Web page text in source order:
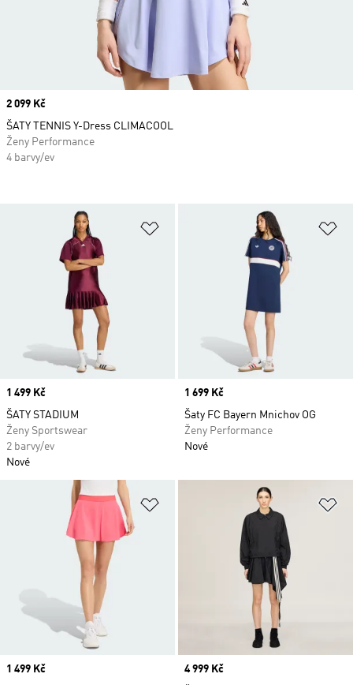
Přidat do seznamu přání
Price
1 499 Kč
ŠATY STADIUM
Ženy Sportswear
2 barvy/ev
Nové
Price
1 699 Kč
Šaty FC Bayern Mnichov OG
Ženy Performance
Nové
Přidat do seznamu přání
Price
1 499 Kč
Price
4 999 Kč
Price
2 099 Kč
ŠATY TENNIS Y-Dress CLIMACOOL
Ženy Performance
4 barvy/ev